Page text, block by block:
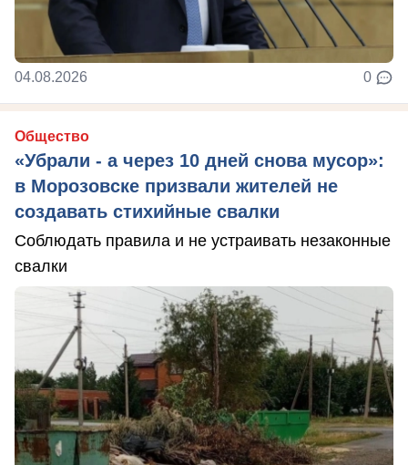
04.08.2026 0
Общество
«Убрали - а через 10 дней снова мусор»:
в Морозовске призвали жителей не
создавать стихийные свалки
Соблюдать правила и не устраивать незаконные
свалки